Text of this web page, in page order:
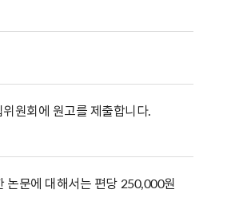
원회에 원고를 제출합니다.
논문에 대해서는 편당 250,000원